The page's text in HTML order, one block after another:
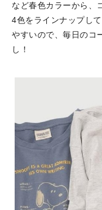
など春色カラーから、
4色をラインナップし
やすいので、毎日のコ
し！